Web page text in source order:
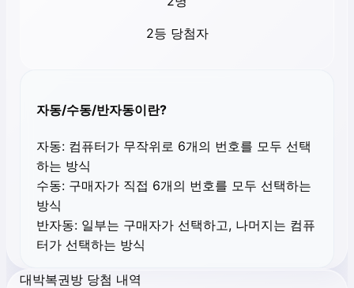
2등 당첨자
자동/수동/반자동이란?
자동: 컴퓨터가 무작위로 6개의 번호를 모두 선택
하는 방식
수동: 구매자가 직접 6개의 번호를 모두 선택하는
방식
반자동: 일부는 구매자가 선택하고, 나머지는 컴퓨
터가 선택하는 방식
대박복권방 당첨 내역